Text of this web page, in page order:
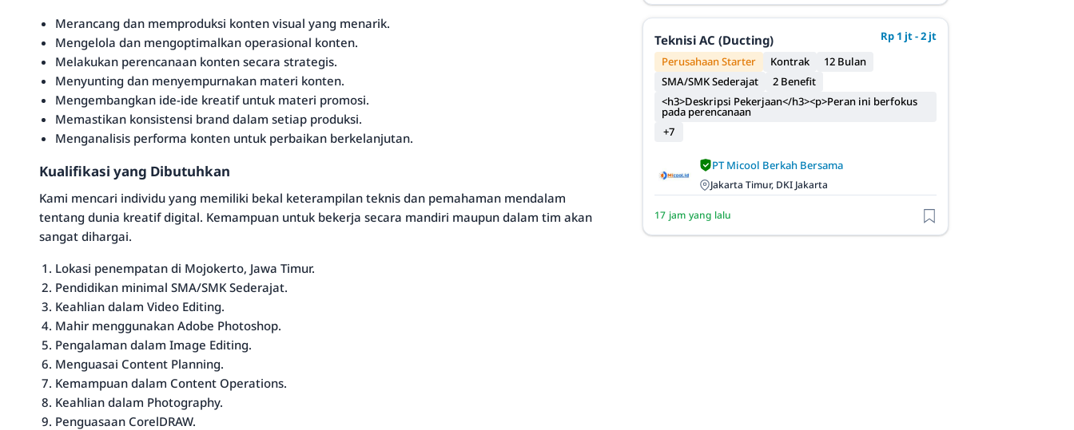
Merancang dan memproduksi konten visual yang menarik.
Mengelola dan mengoptimalkan operasional konten.
Melakukan perencanaan konten secara strategis.
Menyunting dan menyempurnakan materi konten.
Mengembangkan ide-ide kreatif untuk materi promosi.
Memastikan konsistensi brand dalam setiap produksi.
Menganalisis performa konten untuk perbaikan berkelanjutan.
Kualifikasi yang Dibutuhkan
Kami mencari individu yang memiliki bekal keterampilan teknis dan pemahaman mendalam
tentang dunia kreatif digital. Kemampuan untuk bekerja secara mandiri maupun dalam tim akan
sangat dihargai.
Lokasi penempatan di Mojokerto, Jawa Timur.
Pendidikan minimal SMA/SMK Sederajat.
Keahlian dalam Video Editing.
Mahir menggunakan Adobe Photoshop.
Pengalaman dalam Image Editing.
Menguasai Content Planning.
Kemampuan dalam Content Operations.
Keahlian dalam Photography.
Penguasaan CorelDRAW.
Teknisi AC (Ducting)
Rp 1 jt - 2 jt
Perusahaan Starter
Kontrak
12 Bulan
SMA/SMK Sederajat
2 Benefit
<h3>Deskripsi Pekerjaan</h3><p>Peran ini berfokus
pada perencanaan
+7
PT Micool Berkah Bersama
Jakarta Timur, DKI Jakarta
17 jam yang lalu